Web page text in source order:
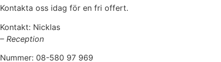
Kontakta oss idag för en fri offert.
Kontakt: Nicklas
– Reception
Nummer: 08-580 97 969